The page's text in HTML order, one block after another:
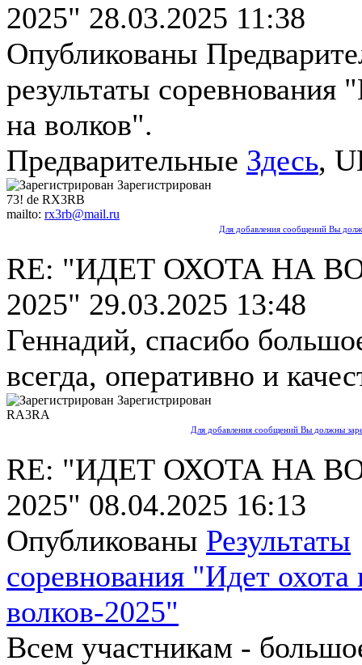
2025" 28.03.2025 11:38
Опубликованы
результаты соревнования
на волков".
Предварительные Здесь,
Зарегистрирован
73! de RX3RB
mailto: rx3rb@mail.ru
Для добавления сообщений Вы
RE: "ИДЕТ ОХОТА НА
2025" 29.03.2025 13:48
Геннадий, спасибо
всегда, оперативно и
Зарегистрирован
RA3RA
Для добавления сообщений Вы должны
RE: "ИДЕТ ОХОТА НА
2025" 08.04.2025 16:13
Опубликованы Результаты
соревнования "Идет охота
волков-2025"
Всем участникам -